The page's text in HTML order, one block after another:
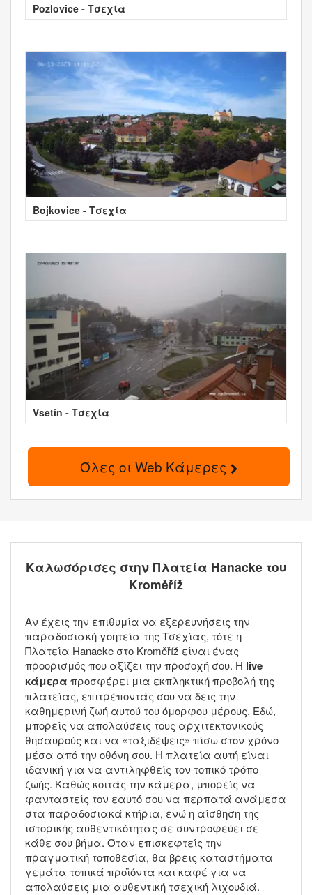
Pozlovice - Τσεχία
Bojkovice - Τσεχία
Vsetín - Τσεχία
Όλες οι Web Κάμερες
Καλωσόρισες στην Πλατεία Hanacke του
Kroměříž
Αν έχεις την επιθυμία να εξερευνήσεις την
παραδοσιακή γοητεία της Τσεχίας, τότε η
Πλατεία Hanacke στο Kroměříž είναι ένας
προορισμός που αξίζει την προσοχή σου. Η live
κάμερα προσφέρει μια εκπληκτική προβολή της
πλατείας, επιτρέποντάς σου να δεις την
καθημερινή ζωή αυτού του όμορφου μέρους. Εδώ,
μπορείς να απολαύσεις τους αρχιτεκτονικούς
θησαυρούς και να «ταξιδέψεις» πίσω στον χρόνο
μέσα από την οθόνη σου. Η πλατεία αυτή είναι
ιδανική για να αντιληφθείς τον τοπικό τρόπο
ζωής. Καθώς κοιτάς την κάμερα, μπορείς να
φανταστείς τον εαυτό σου να περπατά ανάμεσα
στα παραδοσιακά κτήρια, ενώ η αίσθηση της
ιστορικής αυθεντικότητας σε συντροφεύει σε
κάθε σου βήμα. Όταν επισκεφτείς την
πραγματική τοποθεσία, θα βρεις καταστήματα
γεμάτα τοπικά προϊόντα και καφέ για να
απολαύσεις μια αυθεντική τσεχική λιχουδιά.